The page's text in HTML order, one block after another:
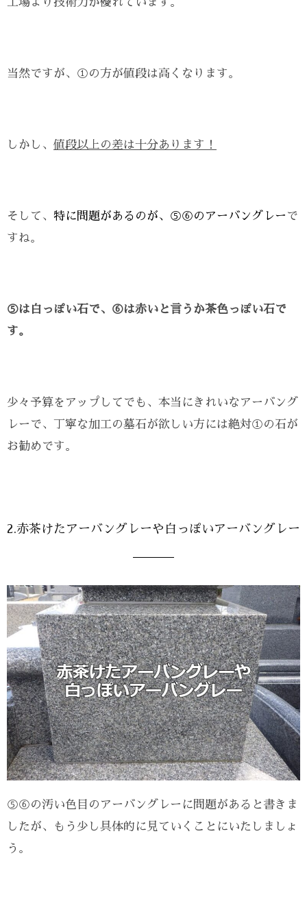
当然ですが、①の方が値段は高くなります。
しかし、 値段以上の差は十分あります！
そして、 特に問題があるのが、⑤⑥のアーバングレー で
すね。
⑤は白っぽい石で、⑥は赤いと言うか茶色っぽい石で
す。
少々予算をアップしてでも、本当にきれいなアーバング
レーで、丁寧な加工の墓石が欲しい方には絶対①の石が
お勧めです。
2.赤茶けたアーバングレーや白っぽいアーバングレー
⑤⑥の汚い色目のアーバングレーに問題があると書きま
したが、もう少し具体的に見ていくことにいたしましょ
う。